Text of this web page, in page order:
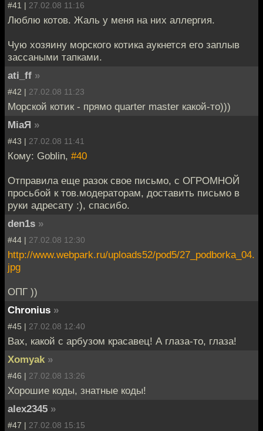
#41 | 27.02.08 11:16
Люблю котов. Жаль у меня на них аллергия.
Чую хозяину морского котика аукнется его заплыв
зассаными тапками.
ati_ff »
#42 | 27.02.08 11:23
Морской котик - прямо quarter master какой-то)))
MiaЯ »
#43 | 27.02.08 11:41
Кому: Goblin, #40
Отправила еще разок свое письмо, с ОГРОМНОЙ
просьбой к тов.модераторам, доставить письмо в
руки адресату :), спасибо.
den1s »
#44 | 27.02.08 12:30
http://www.webpark.ru/uploads52/pod5/27_podborka_04.
jpg
ОПГ ))
Chronius »
#45 | 27.02.08 12:40
Вах, какой с арбузом красавец! А глаза-то, глаза!
Xomyak »
#46 | 27.02.08 13:26
Хорошие коды, знатные коды!
alex2345 »
#47 | 27.02.08 15:15